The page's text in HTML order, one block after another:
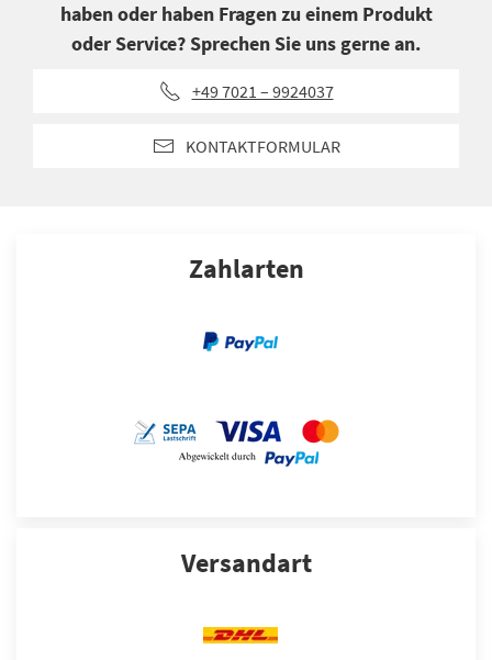
haben oder haben Fragen zu einem Produkt
oder Service? Sprechen Sie uns gerne an.
+49 7021 – 9924037
KONTAKTFORMULAR
Zahlarten
Versandart